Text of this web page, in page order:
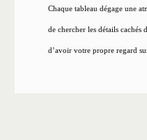
Chaque tableau dégage une
de chercher les détails cachés
d’avoir votre propre regard